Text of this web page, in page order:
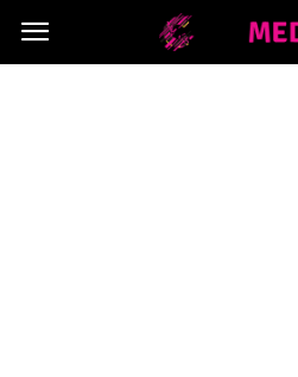
Copymedia.pl